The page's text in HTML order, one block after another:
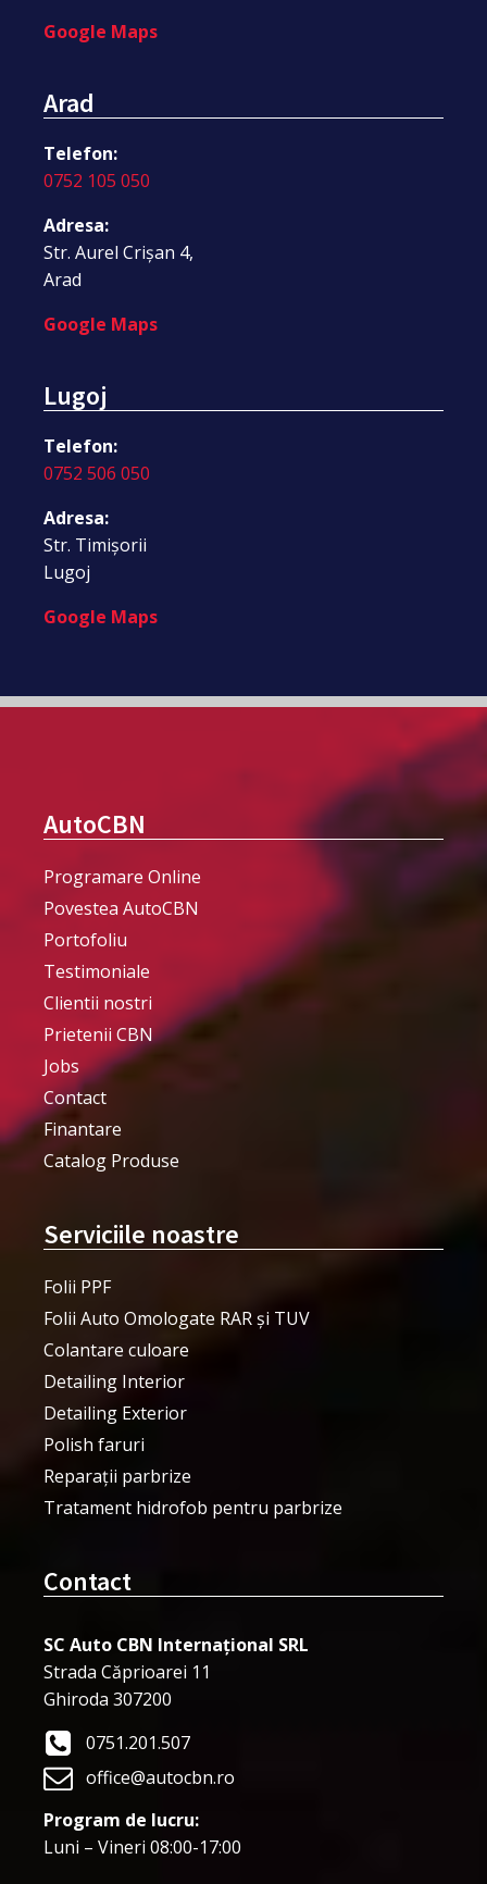
Google Maps
Arad
Telefon:
0752 105 050
Adresa:
Str. Aurel Crișan 4,
Arad
Google Maps
Lugoj
Telefon:
0752 506 050
Adresa:
Str. Timișorii
Lugoj
Google Maps
AutoCBN
Programare Online
Povestea AutoCBN
Portofoliu
Testimoniale
Clientii nostri
Prietenii CBN
Jobs
Contact
Finantare
Catalog Produse
Serviciile noastre
Folii PPF
Folii Auto Omologate RAR și TUV
Colantare culoare
Detailing Interior
Detailing Exterior
Polish faruri
Reparații parbrize
Tratament hidrofob pentru parbrize
Contact
SC Auto CBN Internațional SRL
Strada Căprioarei 11
Ghiroda 307200
0751.201.507
office@autocbn.ro
Program de lucru:
Luni – Vineri 08:00-17:00